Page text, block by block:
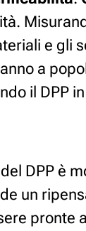
e gli
a
il DPP
DPP è
un
pronte